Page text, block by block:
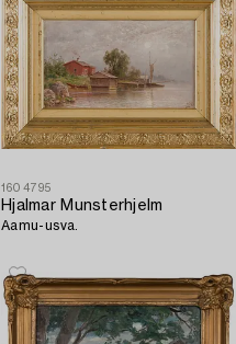
1604795
Hjalmar Munsterhjelm
Aamu-usva.